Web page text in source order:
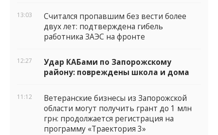
13:03
Считался пропавшим без вести более
двух лет: подтверждена гибель
работника ЗАЭС на фронте
12:27
Удар КАБами по Запорожскому
району: повреждены школа и дома
11:12
Ветеранские бизнесы из Запорожской
области могут получить грант до 1 млн
грн: продолжается регистрация на
программу «Траектория 3»